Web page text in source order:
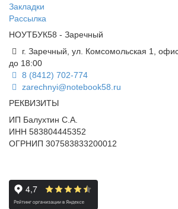
Закладки
Рассылка
НОУТБУК58 - Заречный
г. Заречный, ул. Комсомольская 1,
до 18:00
8 (8412) 702-774
zarechnyi@notebook58.ru
РЕКВИЗИТЫ
ИП Балухтин С.А.
ИНН 583804445352
ОГРНИП 307583833200012